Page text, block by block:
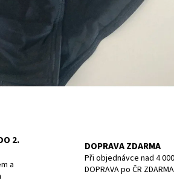
2.
a
DOPRAVA ZDARMA
Při objednávce nad 4
DOPRAVA po ČR ZDARMA
1 197 Kč